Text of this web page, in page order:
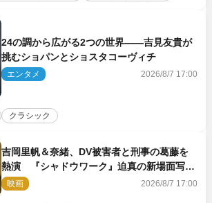
24の調から広がる2つの世界――吉見友貴が
挑むショパンとショスタコーヴィチ
エンタメ 2026/8/7 17:00
クラシック
吉岡里帆＆奈緒、DV被害者と刑事の葛藤を
熱演 『シャドウワーク』迫真の新場面写真
公開
映画 2026/8/7 17:00